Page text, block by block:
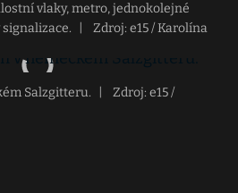
vlaky, metro, jednokolejné
Zdroj: e15 / Karolína
Salzgitteru.
Zdroj: e15 /